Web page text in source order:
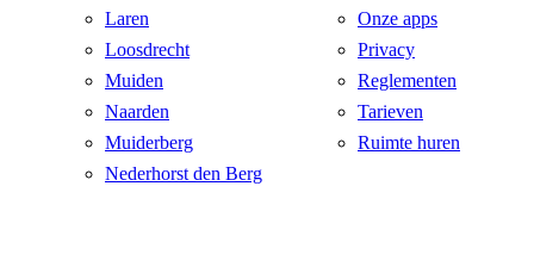
Laren
Loosdrecht
Muiden
Naarden
Muiderberg
Nederhorst den Berg
Onze apps
Privacy
Reglementen
Tarieven
Ruimte huren